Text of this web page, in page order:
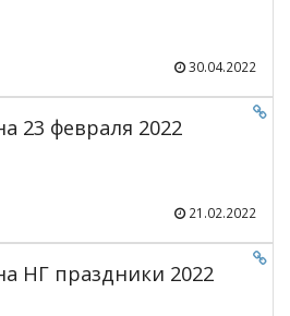
30.04.2022
23 февраля 2022
21.02.2022
НГ праздники 2022